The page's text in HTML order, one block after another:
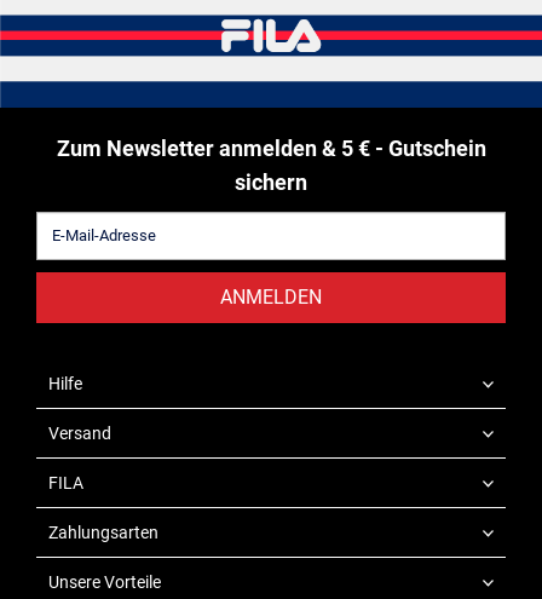
Zum Newsletter anmelden & 5 € - Gutschein
sichern
ANMELDEN
Hilfe
Versand
FILA
Zahlungsarten
Unsere Vorteile